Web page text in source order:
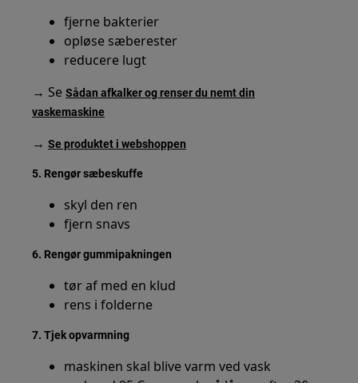
fjerne bakterier
opløse sæberester
reducere lugt
→ SeSådan afkalker og renser du nemt din
vaskemaskine
→Se produktet i webshoppen
5. Rengør sæbeskuffe
skyl den ren
fjern snavs
6. Rengør gummipakningen
tør af med en klud
rens i folderne
7. Tjek opvarmning
maskinen skal blive varm ved vask